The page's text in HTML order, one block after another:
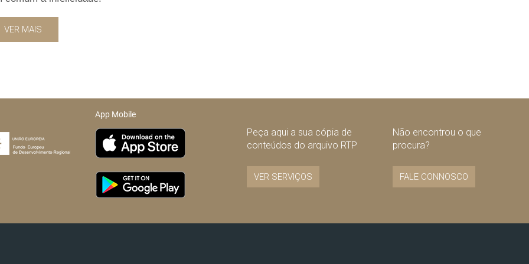
VER MAIS
App Mobile
Peça aqui a sua cópia de
conteúdos do arquivo RTP
VER SERVIÇOS
Não encontrou o que
procura?
FALE CONNOSCO